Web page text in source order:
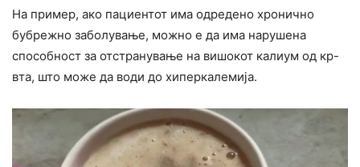
На пример, ако пациентот има одредено хронично
бубрежно заболување, можно е да има нарушена
способност за отстранување на вишокот калиум од кр-
вта, што може да води до хиперкалемија.